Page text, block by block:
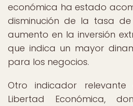
económica ha estado
disminución de la tasa
aumento en la inversión
que indica un mayor
para los negocios.
Otro indicador
Libertad Económica,